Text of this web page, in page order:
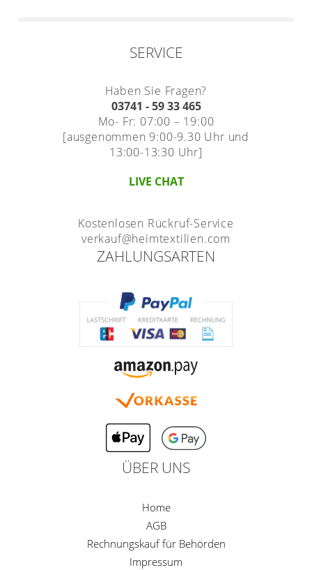
SERVICE
Haben Sie Fragen?
03741 - 59 33 465
Mo- Fr: 07:00 – 19:00
[ausgenommen 9:00-9.30 Uhr und
13:00-13:30 Uhr]
LIVE CHAT
Kostenlosen Rückruf-Service
verkauf@heimtextilien.com
ZAHLUNGSARTEN
ÜBER UNS
Home
AGB
Rechnungskauf für Behörden
Impressum